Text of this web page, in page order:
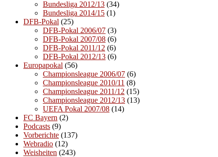
Bundesliga 2012/13 (34)
Bundesliga 2014/15 (1)
DFB-Pokal (25)
DFB-Pokal 2006/07 (3)
DFB-Pokal 2007/08 (6)
DFB-Pokal 2011/12 (6)
DFB-Pokal 2012/13 (6)
Europapokal (56)
Championsleague 2006/07 (6)
Championsleague 2010/11 (8)
Championsleague 2011/12 (15)
Championsleague 2012/13 (13)
UEFA Pokal 2007/08 (14)
FC Bayern (2)
Podcasts (9)
Vorberichte (137)
Webradio (12)
Weisheiten (243)